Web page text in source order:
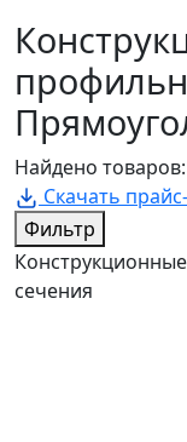
Найдено
Скачать
Фильтр
сечения